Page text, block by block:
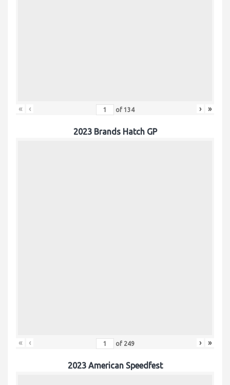
« ‹ of 134 › »
2023 Brands Hatch GP
« ‹ of 249 › »
2023 American Speedfest